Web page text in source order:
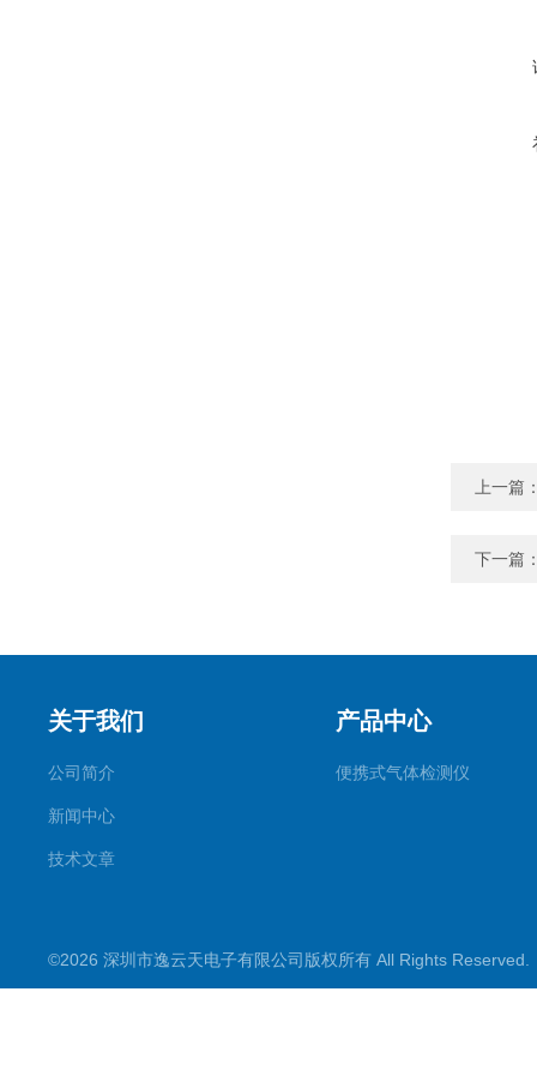
上一篇
下一篇
关于我们
公司简介
新闻中心
技术文章
产品中心
便携式气体检测仪
©2026 深圳市逸云天电子有限公司版权所有 All Rights